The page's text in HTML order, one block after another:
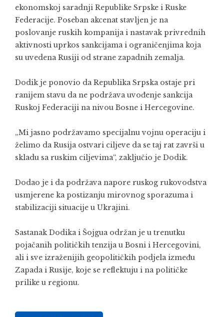
ekonomskoj saradnji Republike Srpske i Ruske
Federacije. Poseban akcenat stavljen je na
poslovanje ruskih kompanija i nastavak privrednih
aktivnosti uprkos sankcijama i ograničenjima koja
su uvedena Rusiji od strane zapadnih zemalja.
Dodik je ponovio da Republika Srpska ostaje pri
ranijem stavu da ne podržava uvođenje sankcija
Ruskoj Federaciji na nivou Bosne i Hercegovine.
„Mi jasno podržavamo specijalnu vojnu operaciju i
želimo da Rusija ostvari ciljeve da se taj rat završi u
skladu sa ruskim ciljevima“, zaključio je Dodik.
Dodao je i da podržava napore ruskog rukovodstva
usmjerene ka postizanju mirovnog sporazuma i
stabilizaciji situacije u Ukrajini.
Sastanak Dodika i Šojgua održan je u trenutku
pojačanih političkih tenzija u Bosni i Hercegovini,
ali i sve izraženijih geopolitičkih podjela između
Zapada i Rusije, koje se reflektuju i na političke
prilike u regionu.